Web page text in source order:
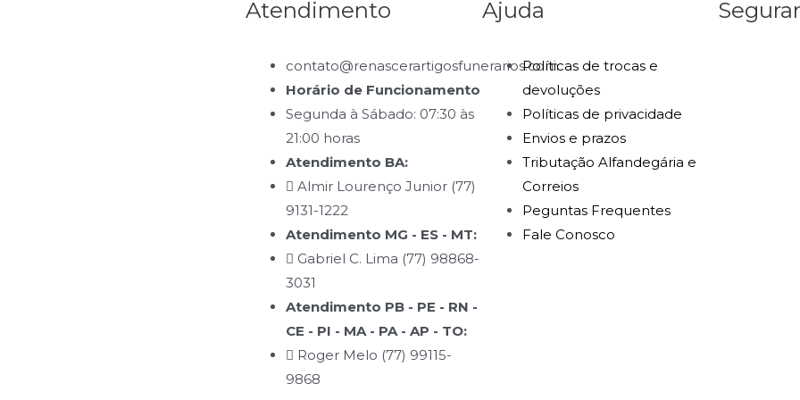
Atendimento
contato@renascerartigosfunerarios.com
Horário de Funcionamento
Segunda à Sábado: 07:30 às
21:00 horas
Atendimento BA:
Almir Lourenço Junior (77)
9131-1222
Atendimento MG - ES - MT:
Gabriel C. Lima (77) 98868-
3031
Atendimento PB - PE - RN -
CE - PI - MA - PA - AP - TO:
Roger Melo (77) 99115-
9868
Ajuda
Políticas de trocas e
devoluções
Políticas de privacidade
Envios e prazos
Tributação Alfandegária e
Correios
Peguntas Frequentes
Fale Conosco